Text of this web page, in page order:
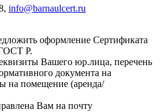
info@barnaulcert.ru
оформление Сертификата
ГОСТ Р.
Вашего юр.лица, перечень
документа на
на помещение (аренда/
Вам на почту